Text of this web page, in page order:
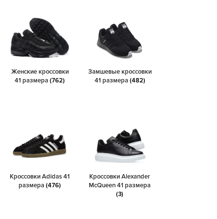
Женские кроссовки
41 размера(762)
Замшевые кроссовки
41 размера (482)
Кроссовки Adidas 41
размера(476)
Кроссовки Alexander
McQueen 41 размера
(3)